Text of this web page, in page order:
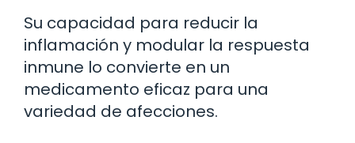
Su capacidad para reducir la
inflamación y modular la respuesta
inmune lo convierte en un
medicamento eficaz para una
variedad de afecciones.